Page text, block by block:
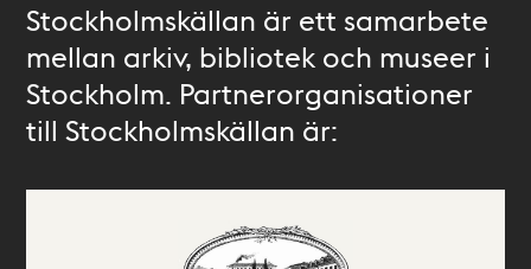
Stockholmskällan är ett samarbete
mellan arkiv, bibliotek och museer i
Stockholm. Partnerorganisationer
till Stockholmskällan är: